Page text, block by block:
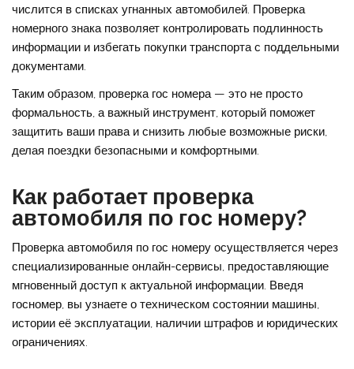
числится в списках угнанных автомобилей. Проверка
номерного знака позволяет контролировать подлинность
информации и избегать покупки транспорта с поддельными
документами.
Таким образом, проверка гос номера — это не просто
формальность, а важный инструмент, который поможет
защитить ваши права и снизить любые возможные риски,
делая поездки безопасными и комфортными.
Как работает проверка
автомобиля по гос номеру?
Проверка автомобиля по гос номеру осуществляется через
специализированные онлайн-сервисы, предоставляющие
мгновенный доступ к актуальной информации. Введя
госномер, вы узнаете о техническом состоянии машины,
истории её эксплуатации, наличии штрафов и юридических
ограничениях.